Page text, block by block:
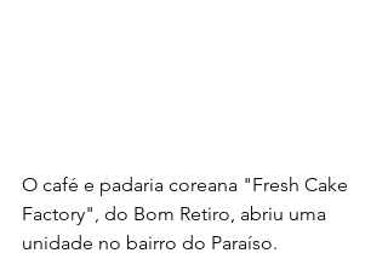
O café e padaria coreana "Fresh Cake
Factory", do Bom Retiro, abriu uma
unidade no bairro do Paraíso.